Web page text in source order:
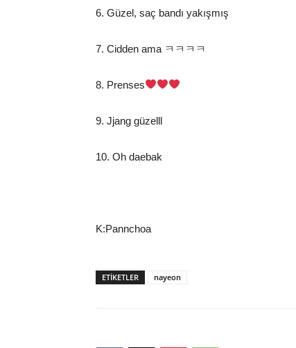
6. Güzel, saç bandı yakışmış
7. Cidden ama ㅋㅋㅋㅋ
8. Prenses
9. Jjang güzelll
10. Oh daebak
K:Pannchoa
ETIKETLER nayeon